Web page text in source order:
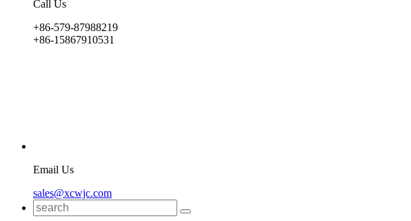
Call Us
+86-579-87988219
+86-15867910531
Email Us
sales@xcwjc.com